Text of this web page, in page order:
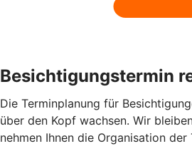
Besichtigungstermin
Die Terminplanung für
über den Kopf wachsen. Wir
nehmen Ihnen die Organisation der